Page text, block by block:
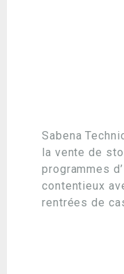
Sabena
la vente de
programmes
contentieux
rentrées de